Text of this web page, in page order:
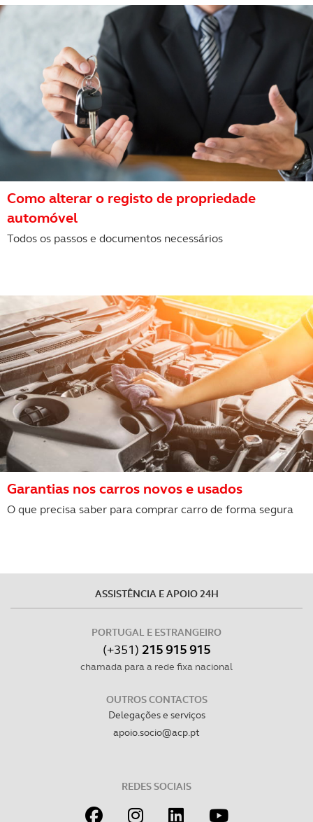
Como alterar o registo de propriedade
automóvel
Todos os passos e documentos necessários
Garantias nos carros novos e usados
O que precisa saber para comprar carro de forma segura
ASSISTÊNCIA E APOIO 24H
PORTUGAL E ESTRANGEIRO
(+351) 215 915 915
chamada para a rede fixa nacional
OUTROS CONTACTOS
Delegações e serviços
apoio.socio@acp.pt
REDES SOCIAIS